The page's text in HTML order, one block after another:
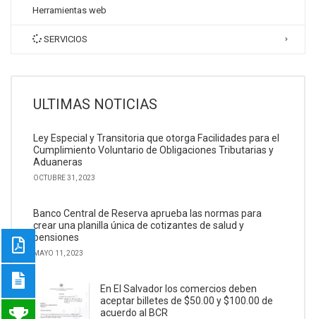
Herramientas web
SERVICIOS
ULTIMAS NOTICIAS
Ley Especial y Transitoria que otorga Facilidades para el
Cumplimiento Voluntario de Obligaciones Tributarias y
Aduaneras
OCTUBRE 31, 2023
Banco Central de Reserva aprueba las normas para
crear una planilla única de cotizantes de salud y
pensiones
MAYO 11, 2023
En El Salvador los comercios deben
aceptar billetes de $50.00 y $100.00 de
acuerdo al BCR